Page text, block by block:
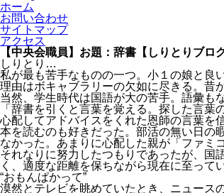
ホーム
お問い合わせ
サイトマップ
アクセス
【中央会職員】お題：辞書【しりとりブログ
しりとり…
私が最も苦手なものの一つ。小１の娘と良
理由はボキャブラリーの欠如に尽きる。昔
当然、学生時代は国語が大の苦手。語彙も
「辞書を引くと言葉を覚える。探した言葉
心配してアドバイスをくれた恩師の言葉を
本を読むのも好きだった。部活の無い日の
なかった。あまりに心配した親が「ファミ
それなりに努力したつもりであったが、国
く、適度な距離を保ちながら現在に至ってい
“おもんぱかって”
漠然とテレビを眺めていたとき、ニュース